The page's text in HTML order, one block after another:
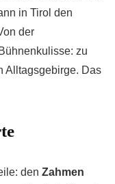
in Tirol den
der
zu
Alltagsgebirge. Das
den Zahmen